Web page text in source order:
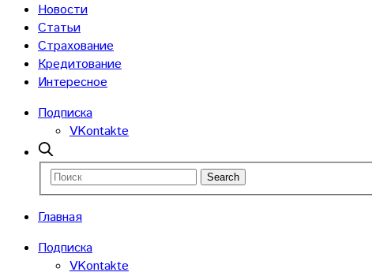
Новости
Статьи
Страхование
Кредитование
Интересное
Подписка
VKontakte
Главная
Подписка
VKontakte